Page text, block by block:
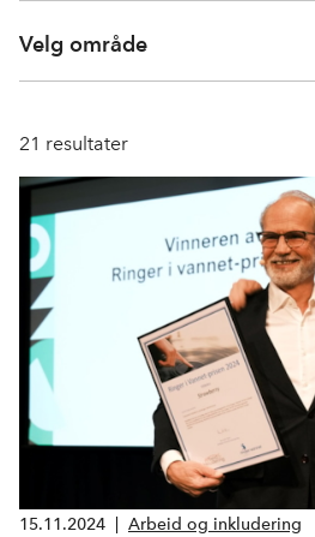
Velg område
21 resultater
15.11.2024 Arbeid og inkludering